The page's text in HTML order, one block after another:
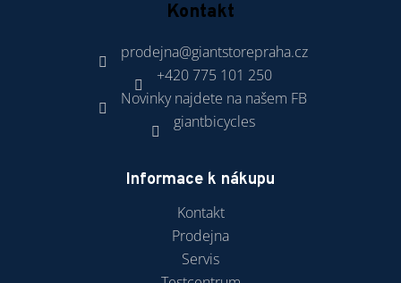
Kontakt
prodejna@giantstorepraha.cz
+420 775 101 250
Novinky najdete na našem FB
giantbicycles
Informace k nákupu
Kontakt
Prodejna
Servis